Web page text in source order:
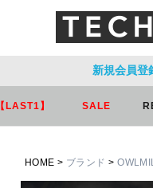
新規会員登
【LAST1】 SALE
HOME ブランド